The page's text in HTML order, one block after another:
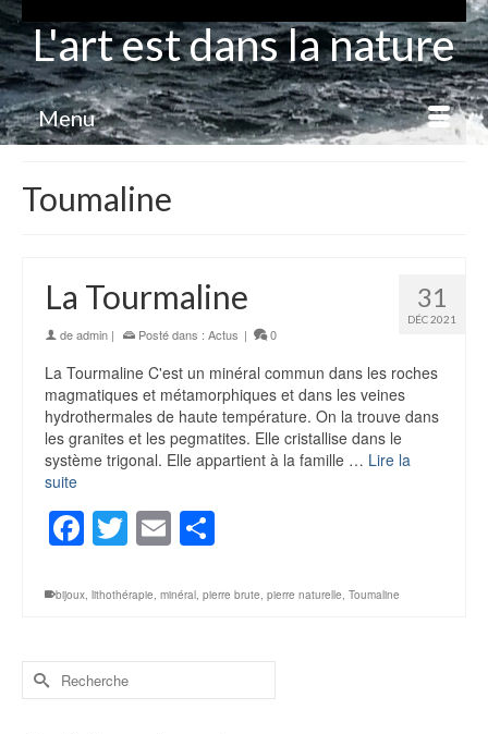
L'art est dans la nature
Menu
Toumaline
31
DÉC 2021
La Tourmaline
deadmin | Posté dans : Actus | 0
La Tourmaline C'est un minéral commun dans les roches
magmatiques et métamorphiques et dans les veines
hydrothermales de haute température. On la trouve dans
les granites et les pegmatites. Elle cristallise dans le
système trigonal. Elle appartient à la famille … Lire la
suite
Facebook
Twitter
Email
bijoux, lithothérapie, minéral, pierre brute, pierre naturelle, Toumaline
Rechercher :